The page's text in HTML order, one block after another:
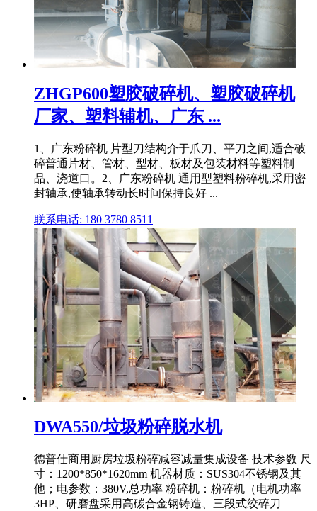
ZHGP600塑胶破碎机、塑胶破碎机
厂家、塑料辅机、广东 ...
1、广东粉碎机 片型刀结构介于爪刀、平刀之间,适合破
碎普通片材、管材、型材、板材及包装材料等塑料制
品、浇道口。2、广东粉碎机 通用型塑料粉碎机,采用密
封轴承,使轴承转动长时间保持良好 ...
联系电话: 180 3780 8511
DWA550/垃圾粉碎脱水机
德普仕商用厨房垃圾粉碎减容减量集成设备 技术参数 尺
寸：1200*850*1620mm 机器材质：SUS304不锈钢及其
他；电参数：380V,总功率 粉碎机：粉碎机（电机功率
3HP、研磨盘采用高碳合金钢铸造、三段式绞碎刀